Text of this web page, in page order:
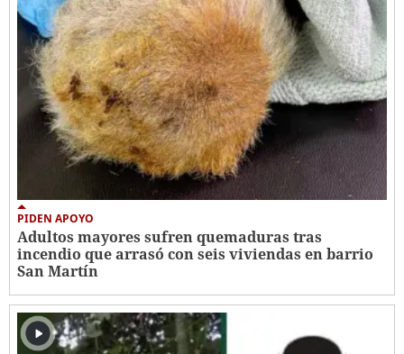
PIDEN APOYO
Adultos mayores sufren quemaduras tras
incendio que arrasó con seis viviendas en barrio
San Martín